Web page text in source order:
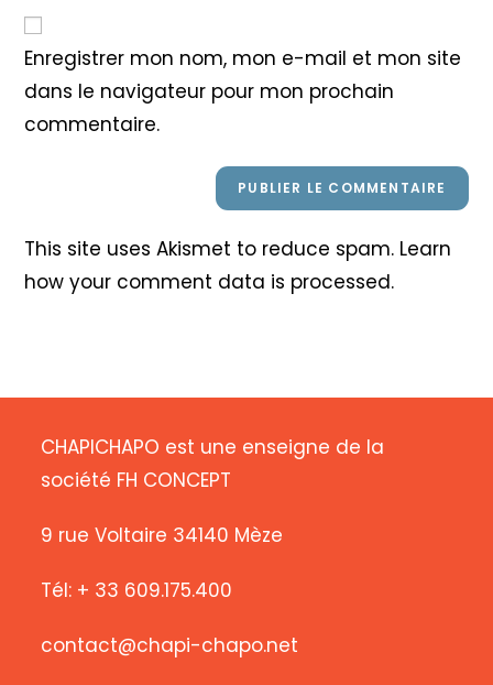
votre
site
(facultatif)
Enregistrer mon nom, mon e-mail et mon site
dans le navigateur pour mon prochain
commentaire.
This site uses Akismet to reduce spam. Learn
how your comment data is processed.
CHAPICHAPO est une enseigne de la
société FH CONCEPT
9 rue Voltaire 34140 Mèze
Tél: + 33 609.175.400
contact@chapi-chapo.net